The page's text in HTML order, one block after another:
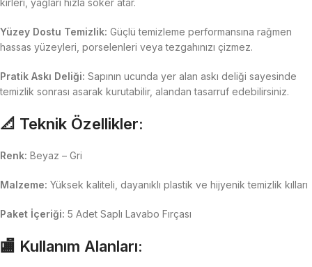
kirleri, yağları hızla söker atar.
Yüzey Dostu Temizlik: Güçlü temizleme performansına rağmen
hassas yüzeyleri, porselenleri veya tezgahınızı çizmez.
Pratik Askı Deliği: Sapının ucunda yer alan askı deliği sayesinde
temizlik sonrası asarak kurutabilir, alandan tasarruf edebilirsiniz.
📐 Teknik Özellikler:
Renk: Beyaz – Gri
Malzeme: Yüksek kaliteli, dayanıklı plastik ve hijyenik temizlik kılları
Paket İçeriği: 5 Adet Saplı Lavabo Fırçası
🏬 Kullanım Alanları: